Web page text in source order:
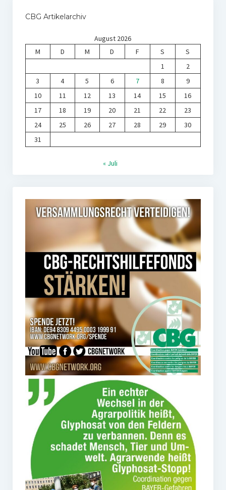
CBG Artikelarchiv
August 2026
M
D M D F S
S
1
2
3
4 5 6 7 8
9
10
11 12 13 14 15
16
17
18 19 20 21 22
23
24
25 26 27 28 29
30
31
« Juli